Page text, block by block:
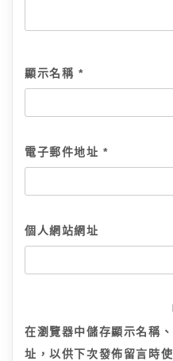
顯示名稱 *
電子郵件地址*
個人網站網址
在瀏覽器中儲存顯示名稱
址，以供下次發佈留言時使